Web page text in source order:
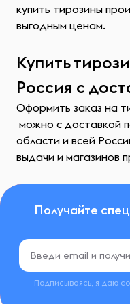
купить тирозины
выгодным ценам.
Купить
Россия с
Оформить заказ на
можно с доставкой
области и всей
выдачи и магазинов
Получайте
Подписываясь, я даю